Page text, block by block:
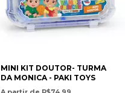
MINI KIT DOUTOR- TURMA
DA MONICA - PAKI TOYS